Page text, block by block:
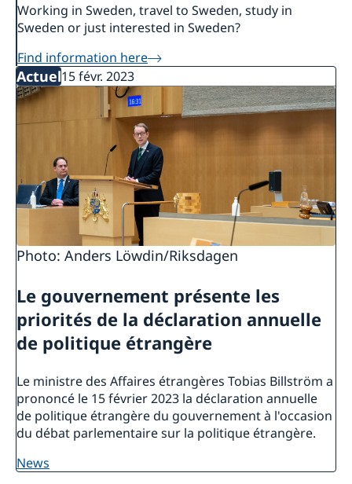
Working in Sweden, travel to Sweden, study in
Sweden or just interested in Sweden?
Find information here
Actuel15 févr. 2023
Photo: Anders Löwdin/Riksdagen
Le gouvernement présente les
priorités de la déclaration annuelle
de politique étrangère
Le ministre des Affaires étrangères Tobias Billström a
prononcé le 15 février 2023 la déclaration annuelle
de politique étrangère du gouvernement à l'occasion
du débat parlementaire sur la politique étrangère.
news